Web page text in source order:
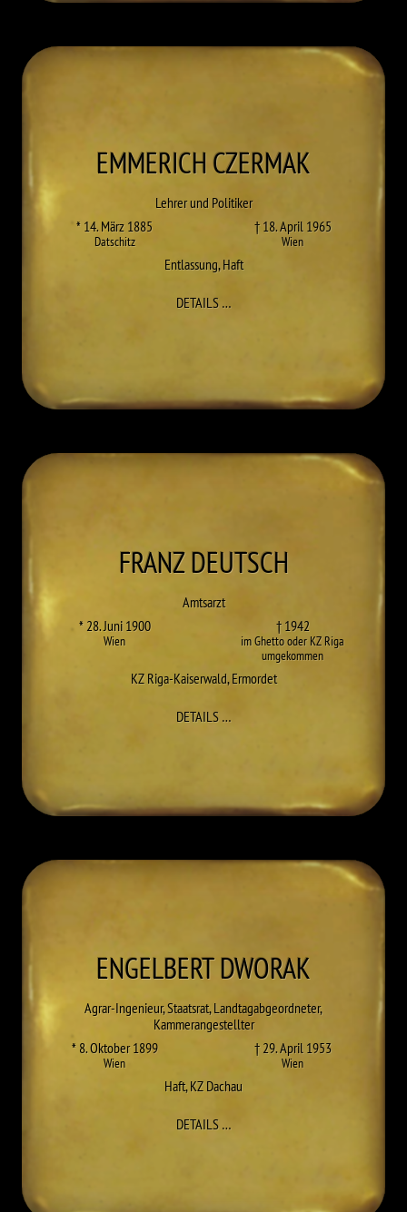
EMMERICHCZERMAK
Lehrer und Politiker
* 14. März 1885
Datschitz
† 18. April 1965
Wien
Entlassung,Haft
DETAILS…ZU EMMERICH CZERMAK
FRANZDEUTSCH
Amtsarzt
* 28. Juni 1900
Wien
† 1942
im Ghetto oder KZ Riga
umgekommen
KZ Riga-Kaiserwald,Ermordet
DETAILS…ZU FRANZ DEUTSCH
ENGELBERTDWORAK
Agrar-Ingenieur, Staatsrat, Landtagabgeordneter,
Kammerangestellter
* 8. Oktober 1899
Wien
† 29. April 1953
Wien
Haft,KZ Dachau
DETAILS…ZU ENGELBERT DWORAK